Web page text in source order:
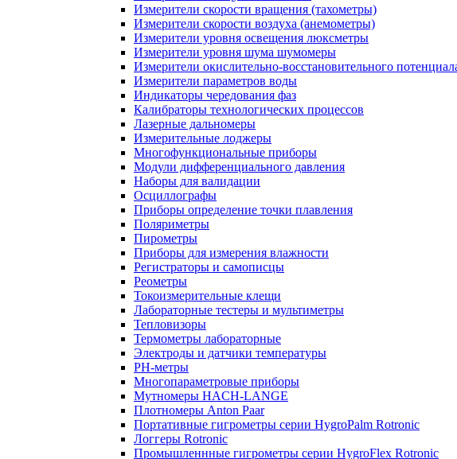
Измерители скорости вращения (тахометры)
Измерители скорости воздуха (анемометры)
Измерители уровня освещения люксметры
Измерители уровня шума шумомеры
Измерители окислительно-восстановительного
Измерители параметров воды
Индикаторы чередования фаз
Калибраторы технологических процессов
Лазерные дальномеры
Измерительные лоджеры
Многофункциональные приборы
Модули дифференциального давления
Наборы для валидации
Осциллографы
Приборы определение точки плавления
Поляриметры
Пирометры
Приборы для измерения влажности
Регистраторы и самописцы
Реометры
Токоизмерительные клещи
Лабораторные тестеры и мультиметры
Тепловизоры
Термометры лабораторные
Электроды и датчики температуры
РH-метры
Многопараметровые приборы
Мутномеры HACH-LANGE
Плотномеры Anton Paar
Портативные гигрометры серии HygroPalm Rotronic
Логгеры Rotronic
Промышленнные гигрометры серии HygroFlex Rotronic